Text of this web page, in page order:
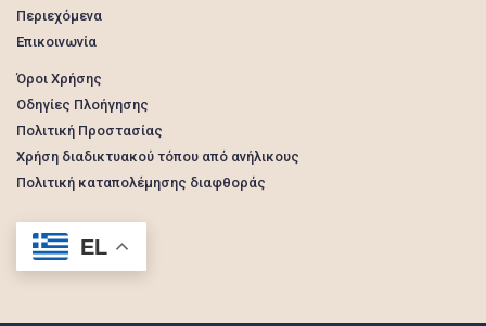
Περιεχόμενα
Επικοινωνία
Όροι Χρήσης
Οδηγίες Πλοήγησης
Πολιτική Προστασίας
Χρήση διαδικτυακού τόπου από ανήλικους
Πολιτική καταπολέμησης διαφθοράς
EL